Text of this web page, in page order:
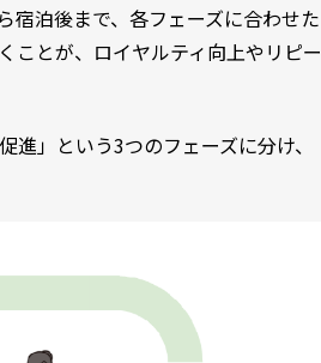
宿泊後まで、各フェーズに合わせた
ことが、ロイヤルティ向上やリピー
」という3つのフェーズに分け、